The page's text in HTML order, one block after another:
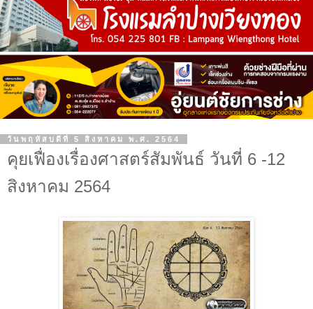
วันพฤหัสบดีที่ 5 สิงหาคม พ.ศ. 2564
คุยเฟื่องเรื่องศาสตร์สัมพันธ์ วันที่ 6 -12
สิงหาคม 2564